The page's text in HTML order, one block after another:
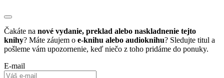
Čakáte na nové vydanie, preklad alebo naskladnenie tejto
knihy? Máte záujem o e-knihu alebo audioknihu? Sledujte titul a
pošleme vám upozornenie, keď niečo z toho pridáme do ponuky.
E-mail